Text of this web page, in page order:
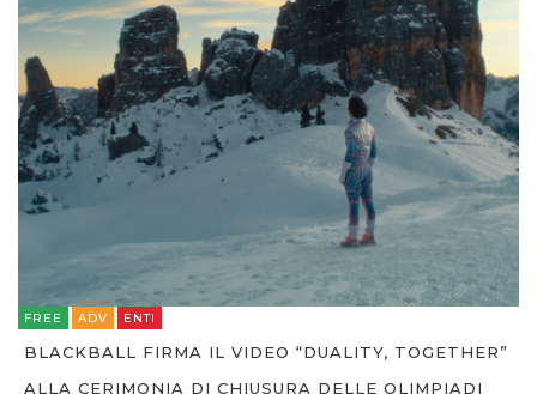
FREE ADV ENTI
BLACKBALL FIRMA IL VIDEO “DUALITY, TOGETHER”
ALLA CERIMONIA DI CHIUSURA DELLE OLIMPIADI